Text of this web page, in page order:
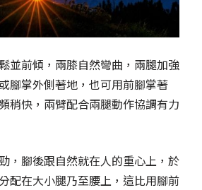
並前傾，兩膝自然彎曲，兩腿加強
腳掌外側著地，也可用前腳掌著
稍快，兩臂配合兩腿動作協調有力
，腳後跟自然就在人的重心上，於
配在大小腿乃至腰上，這比用腳前